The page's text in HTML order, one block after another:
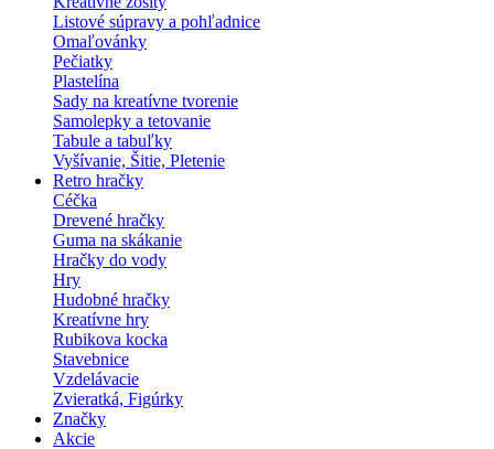
Listové súpravy a pohľadnice
Omaľovánky
Pečiatky
Plastelína
Sady na kreatívne tvorenie
Samolepky a tetovanie
Tabule a tabuľky
Vyšívanie, Šitie, Pletenie
Retro hračky
Céčka
Drevené hračky
Guma na skákanie
Hračky do vody
Hry
Hudobné hračky
Kreatívne hry
Rubikova kocka
Stavebnice
Vzdelávacie
Zvieratká, Figúrky
Značky
Akcie